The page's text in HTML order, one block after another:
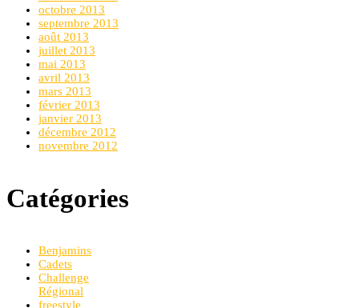
octobre 2013
septembre 2013
août 2013
juillet 2013
mai 2013
avril 2013
mars 2013
février 2013
janvier 2013
décembre 2012
novembre 2012
Catégories
Benjamins
Cadets
Challenge
Régional
freestyle